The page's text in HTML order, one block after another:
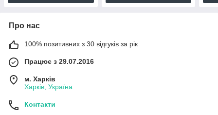
Про нас
100% позитивних з 30 відгуків за рік
Працює з 29.07.2016
м. Харків
Харків, Україна
Контакти